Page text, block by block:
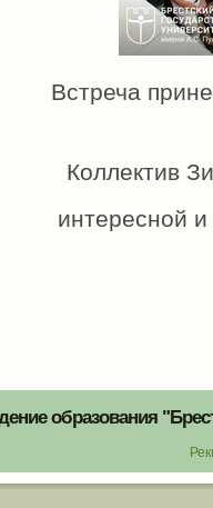
Встреча
Коллектив
интересной
образования